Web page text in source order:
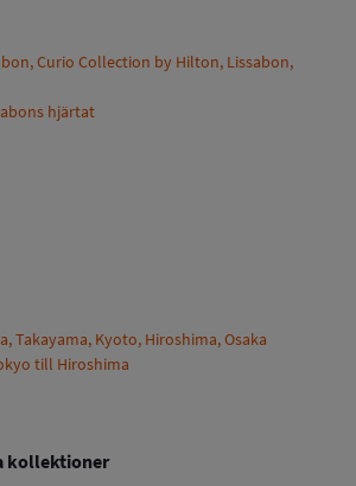
Curio Collection by Hilton, Lissabon,
hjärtat
Takayama, Kyoto, Hiroshima, Osaka
till Hiroshima
kollektioner